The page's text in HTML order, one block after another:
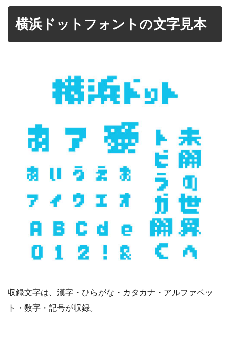
横浜ドットフォントの文字見本
収録文字は、漢字・ひらがな・カタカナ・アルファベッ
ト・数字・記号が収録。